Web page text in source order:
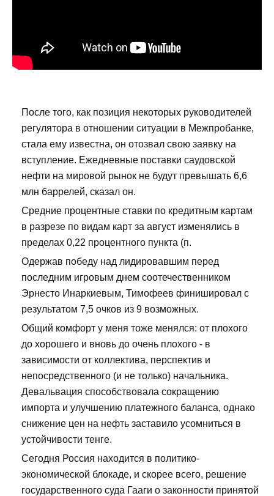
После того, как позиция некоторых руководителей
регулятора в отношении ситуации в Межпробанке,
стала ему известна, он отозвал свою заявку на
вступление. Ежедневные поставки саудовской
нефти на мировой рынок не будут превышать 6,6
млн баррелей, сказал он.
Средние процентные ставки по кредитным картам
в разрезе по видам карт за август изменялись в
пределах 0,22 процентного пункта (п.
Одержав победу над лидировавшим перед
последним игровым днем соотечественником
Эрнесто Инаркиевым, Тимофеев финишировал с
результатом 7,5 очков из 9 возможных.
Общий комфорт у меня тоже менялся: от плохого
до хорошего и вновь до очень плохого - в
зависимости от коллектива, перспектив и
непосредственного (и не только) начальника.
Девальвация способствовала сокращению
импорта и улучшению платежного баланса, однако
снижение цен на нефть заставило усомниться в
устойчивости тенге.
Сегодня Россия находится в политико-
экономической блокаде, и скорее всего, решение
государственного суда Гааги о законности принятой